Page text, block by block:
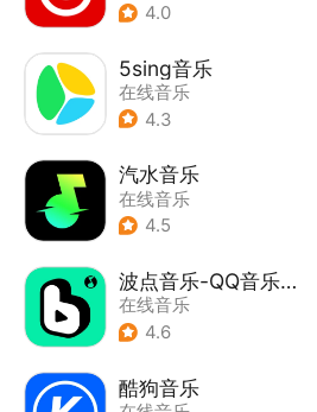
4.0
5sing音乐
在线音乐
4.3
汽水音乐
在线音乐
4.5
波点音乐-QQ音乐简洁版
在线音乐
4.6
酷狗音乐